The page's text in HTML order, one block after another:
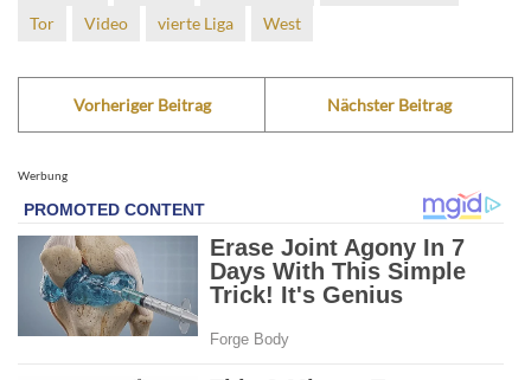
Tor
Video vierte Liga West
Vorheriger Beitrag Nächster Beitrag
Werbung